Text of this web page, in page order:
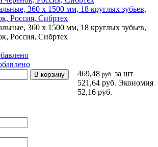
360 х 1500 мм, 18 круглых зубьев,
Россия, Сибртех
360 х 1500 мм, 18 круглых зубьев,
Россия, Сибртех
469,48 руб. за шт
521,64 руб. Экономия
52,16 руб.
В корзину